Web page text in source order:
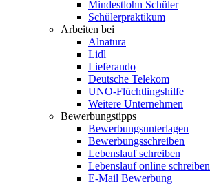
Mindestlohn Schüler
Schülerpraktikum
Arbeiten bei
Alnatura
Lidl
Lieferando
Deutsche Telekom
UNO-Flüchtlingshilfe
Weitere Unternehmen
Bewerbungstipps
Bewerbungsunterlagen
Bewerbungsschreiben
Lebenslauf schreiben
Lebenslauf online schreiben
E-Mail Bewerbung